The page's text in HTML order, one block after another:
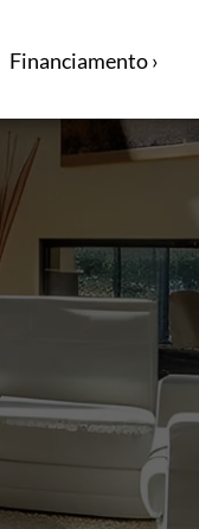
Financiamento ›